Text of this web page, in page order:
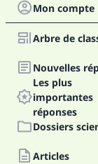
Mon compte
Arbre de
Nouvelles
Les plus
importantes
réponses
Dossiers
Articles